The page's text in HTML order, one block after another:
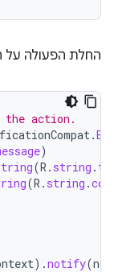
החלת הפעולה
action.
.
)
(R . string .
(R . string .
).notify(